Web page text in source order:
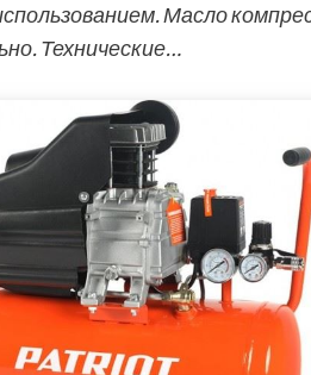
Масло
Технические…